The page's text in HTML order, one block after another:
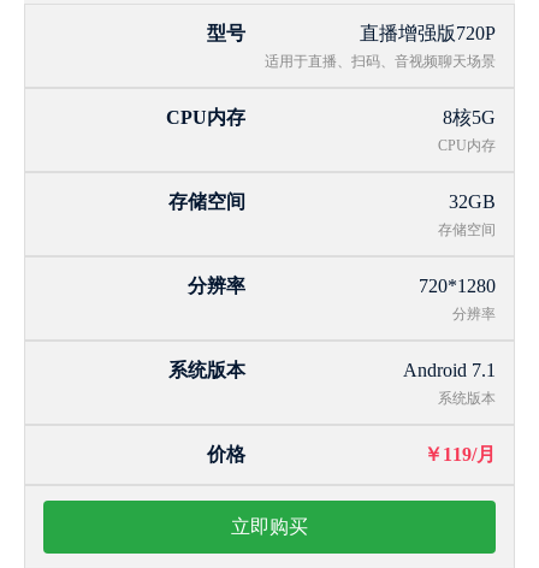
直播增强版720P
适用于直播、扫码、音视频聊天场景
8核5G
CPU内存
32GB
存储空间
720*1280
分辨率
Android 7.1
系统版本
￥119/月
立即购买